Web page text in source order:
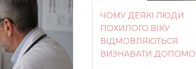
ЧОМУ ДЕЯКІ ЛЮДИ
ПОХИЛОГО ВІКУ
ВІДМОВЛЯЮТЬСЯ
ВИЗНАВАТИ